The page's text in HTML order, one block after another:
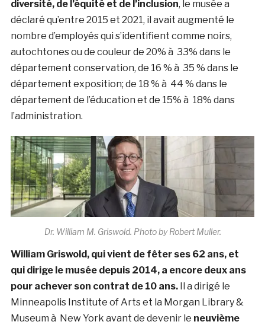
diversité, de l’équité et de l’inclusion, le musée a
déclaré qu’entre 2015 et 2021, il avait augmenté le
nombre d’employés qui s’identifient comme noirs,
autochtones ou de couleur de 20% à 33% dans le
département conservation, de 16 % à 35 % dans le
département exposition; de 18 % à 44 % dans le
département de l’éducation et de 15% à 18% dans
l’administration.
Dr. William M. Griswold. Photo by Robert Muller.
William Griswold, qui vient de fêter ses 62 ans, et
qui dirige le musée depuis 2014, a encore deux ans
pour achever son contrat de 10 ans.Il a dirigé le
Minneapolis Institute of Arts et la Morgan Library &
Museum à New York avant de devenir le neuvième